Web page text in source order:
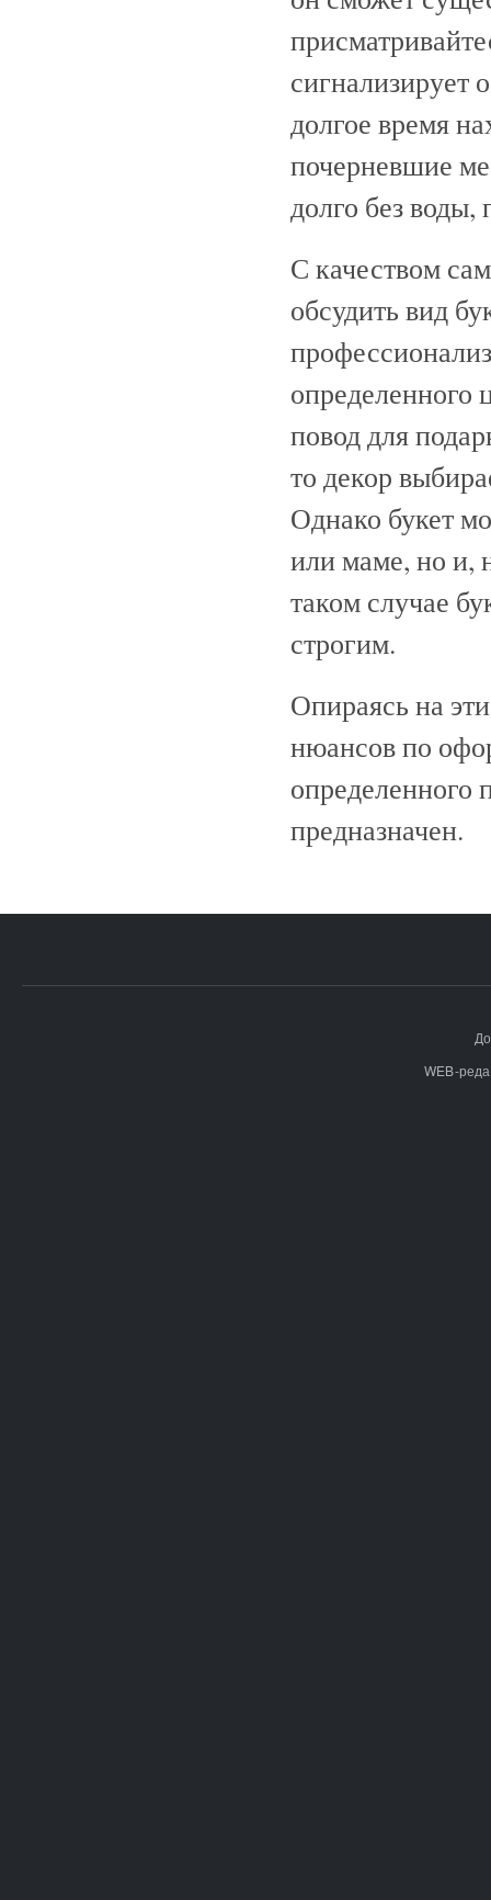
сигнализирует
долгое время
почерневшие
долго без воды,
С качеством
обсудить вид
определенного
повод для
то декор
Однако букет
или маме, но и,
таком случае
строгим.
Опираясь на
нюансов по
определенного
предназначен.
WEB-